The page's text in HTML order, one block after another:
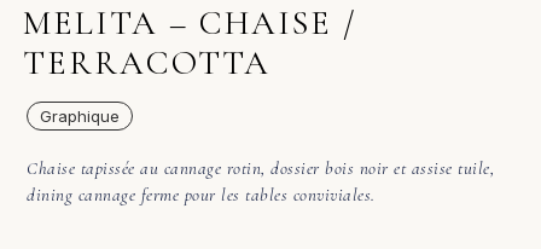
MELITA – CHAISE /
TERRACOTTA
Graphique
Chaise tapissée au cannage rotin, dossier bois noir et assise tuile,
dining cannage ferme pour les tables conviviales.